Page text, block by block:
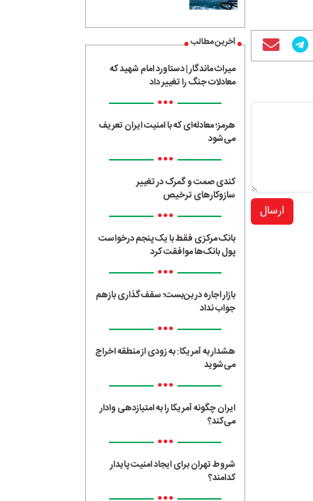
ارسال
آخرین مطالب
میراث ماندگار | دستاورد امام شهید که
معادلات جنگ را تغییر داد
•••
هرمز؛ معادله‌ای که با امنیت ایران تعریف
می‌شود
•••
کندی صمت و گمرک در تغییر
سازوکارهای ترخیص
•••
بانک مرکزی فقط با یک‌ پنجم درخواست
پول بانک‌ها موافقت کرد
•••
بازار اجاره در بن‌بست؛ سقف‌گذاری بازهم
جواب نداد
•••
هشدار به آمریکا: به زودی از منطقه اخراج
می‌شوید
•••
ایران چگونه آمریکا را به امتیازدهی وادار
می‌کند؟
•••
شروط تهران برای ایجاد امنیت پایدار
کدامند؟